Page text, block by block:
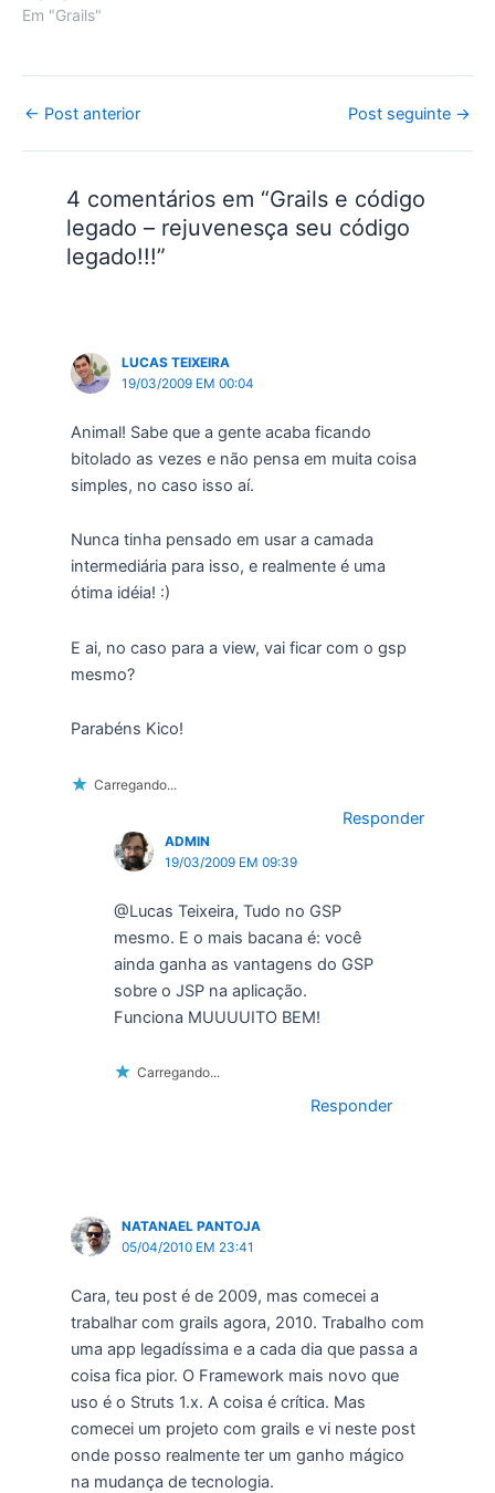
do comando grails create-
diretório [nome da sua
aplicação]. A primeira
vista, pode parecer um
pouco complexa, porém,
Em "Grails"
Post
← Post anterior Post seguinte →
4 comentários em “Grails e código
legado – rejuvenesça seu código
legado!!!”
LUCAS TEIXEIRA
19/03/2009 EM 00:04
Animal! Sabe que a gente acaba ficando
bitolado as vezes e não pensa em muita coisa
simples, no caso isso aí.
Nunca tinha pensado em usar a camada
intermediária para isso, e realmente é uma
ótima idéia! :)
E ai, no caso para a view, vai ficar com o gsp
mesmo?
Parabéns Kico!
Carregando...
Responder
ADMIN
19/03/2009 EM 09:39
@Lucas Teixeira, Tudo no GSP
mesmo. E o mais bacana é: você
ainda ganha as vantagens do GSP
sobre o JSP na aplicação.
Funciona MUUUUITO BEM!
Carregando...
Responder
NATANAEL PANTOJA
05/04/2010 EM 23:41
Cara, teu post é de 2009, mas comecei a
trabalhar com grails agora, 2010. Trabalho com
uma app legadíssima e a cada dia que passa a
coisa fica pior. O Framework mais novo que
uso é o Struts 1.x. A coisa é crítica. Mas
comecei um projeto com grails e vi neste post
onde posso realmente ter um ganho mágico
na mudança de tecnologia.